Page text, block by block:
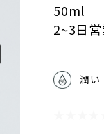
50ml
2~3日
潤い